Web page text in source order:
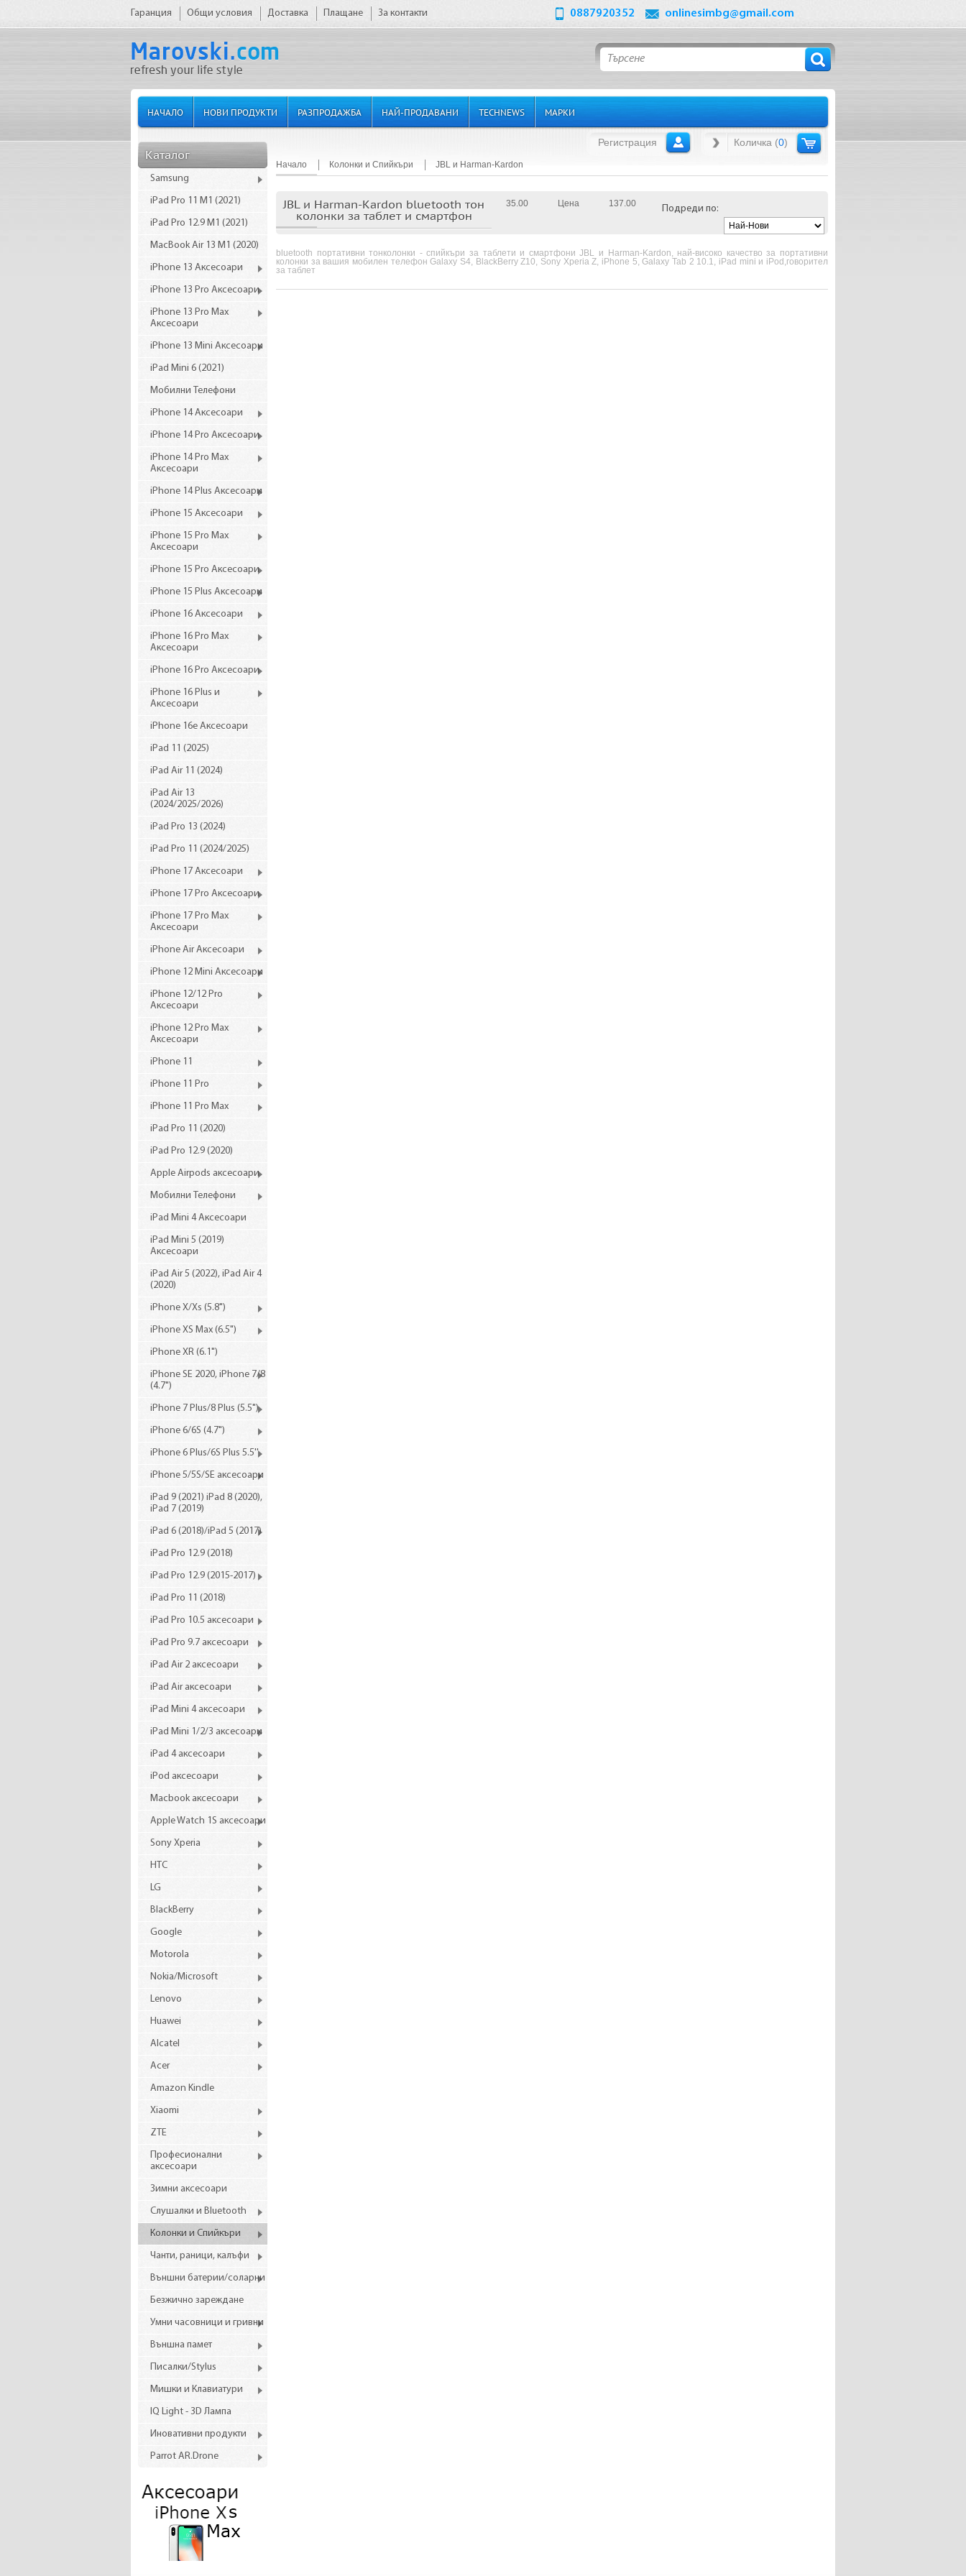
Гаранция Общи условия Доставка Плащане За контакти 0887920352 onlinesimbg@gmail.com
НАЧАЛО НОВИ ПРОДУКТИ РАЗПРОДАЖБА НАЙ-ПРОДАВАНИ TECHNEWS МАРКИ
Регистрация Количка (0)
Каталог
Samsung
iPad Pro 11 M1 (2021)
iPad Pro 12.9 M1 (2021)
MacBook Air 13 M1 (2020)
iPhone 13 Аксесоари
iPhone 13 Pro Аксесоари
iPhone 13 Pro Max
Аксесоари
iPhone 13 Mini Аксесоари
iPad Mini 6 (2021)
Мобилни Телефони
iPhone 14 Аксесоари
iPhone 14 Pro Аксесоари
iPhone 14 Pro Max
Аксесоари
iPhone 14 Plus Аксесоари
iPhone 15 Аксесоари
iPhone 15 Pro Max
Аксесоари
iPhone 15 Pro Аксесоари
iPhone 15 Plus Аксесоари
iPhone 16 Аксесоари
iPhone 16 Pro Max
Аксесоари
iPhone 16 Pro Аксесоари
iPhone 16 Plus и
Аксесоари
iPhone 16e Аксесоари
iPad 11 (2025)
iPad Air 11 (2024)
iPad Air 13
(2024/2025/2026)
iPad Pro 13 (2024)
iPad Pro 11 (2024/2025)
iPhone 17 Аксесоари
iPhone 17 Pro Аксесоари
iPhone 17 Pro Max
Аксесоари
iPhone Air Аксесоари
iPhone 12 Mini Аксесоари
iPhone 12/12 Pro
Аксесоари
iPhone 12 Pro Max
Аксесоари
iPhone 11
iPhone 11 Pro
iPhone 11 Pro Max
iPad Pro 11 (2020)
iPad Pro 12.9 (2020)
Apple Airpods аксесоари
Мобилни Телефони
iPad Mini 4 Аксесоари
iPad Mini 5 (2019)
Аксесоари
iPad Air 5 (2022), iPad Air 4
(2020)
iPhone X/Xs (5.8")
iPhone XS Max (6.5")
iPhone XR (6.1")
iPhone SE 2020, iPhone 7/8
(4.7")
iPhone 7 Plus/8 Plus (5.5")
iPhone 6/6S (4.7")
iPhone 6 Plus/6S Plus 5.5''
iPhone 5/5S/SE аксесоари
iPad 9 (2021) iPad 8 (2020),
iPad 7 (2019)
iPad 6 (2018)/iPad 5 (2017)
iPad Pro 12.9 (2018)
iPad Pro 12.9 (2015-2017)
iPad Pro 11 (2018)
iPad Pro 10.5 аксесоари
iPad Pro 9.7 аксесоари
iPad Air 2 аксесоари
iPad Air аксесоари
iPad Mini 4 аксесоари
iPad Mini 1/2/3 аксесоари
iPad 4 аксесоари
iPod аксесоари
Macbook аксесоари
Apple Watch 1S аксесоари
Sony Xperia
HTC
LG
BlackBerry
Google
Motorola
Nokia/Microsoft
Lenovo
Huawei
Alcatel
Acer
Amazon Kindle
Xiaomi
ZTE
Професионални
аксесоари
Зимни аксесоари
Слушалки и Bluetooth
Колонки и Спийкъри
Чанти, раници, калъфи
Външни батерии/соларни
Безжично зареждане
Умни часовници и гривни
Външна памет
Писалки/Stylus
Мишки и Клавиатури
IQ Light - 3D Лампа
Иновативни продукти
Parrot AR.Drone
Начало Колонки и Спийкъри JBL и Harman-Kardon
JBL и Harman-Kardon bluetooth тон
колонки за таблет и смартфон
35.00 137.00
Цена Подреди по:
bluetooth портативни тонколонки - спийкъри за таблети и смартфони JBL и Harman-Kardon, най-високо качество за портативни
колонки за вашия мобилен телефон Galaxy S4, BlackBerry Z10, Sony Xperia Z, iPhone 5, Galaxy Tab 2 10.1, iPad mini и iPod,говорител
за таблет